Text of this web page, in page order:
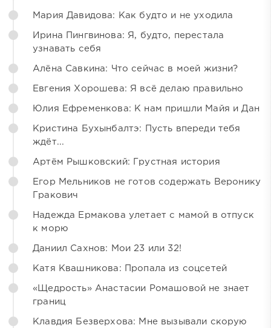
Мария Давидова: Как будто и не уходила
Ирина Пингвинова: Я, будто, перестала
узнавать себя
Алёна Савкина: Что сейчас в моей жизни?
Евгения Хорошева: Я всё делаю правильно
Юлия Ефременкова: К нам пришли Майя и Дан
Кристина Бухынбалтэ: Пусть впереди тебя
ждёт...
Артём Рышковский: Грустная история
Егор Мельников не готов содержать Веронику
Гракович
Надежда Ермакова улетает с мамой в отпуск
к морю
Даниил Сахнов: Мои 23 или 32!
Катя Квашникова: Пропала из соцсетей
«Щедрость» Анастасии Ромашовой не знает
границ
Клавдия Безверхова: Мне вызывали скорую